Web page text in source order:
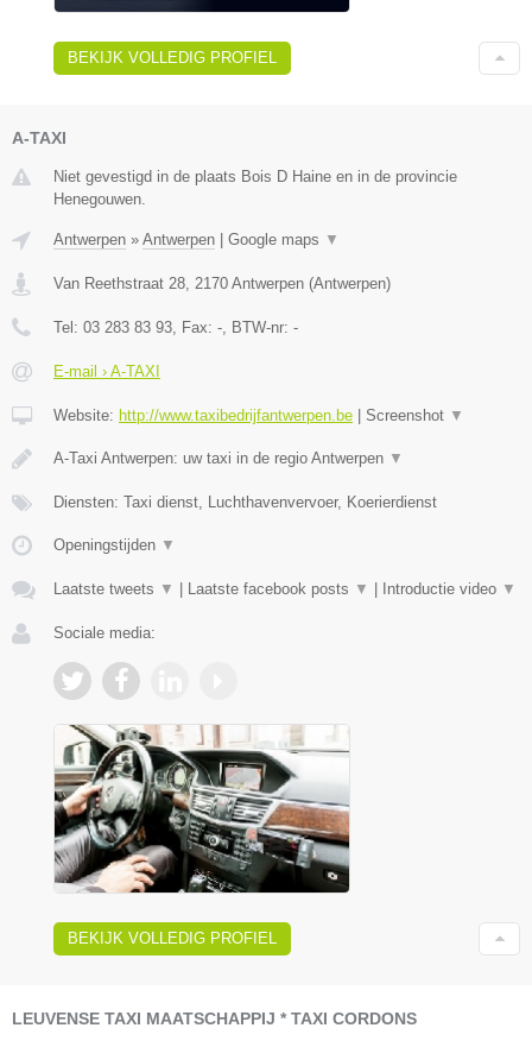
BEKIJK VOLLEDIG PROFIEL
A-TAXI
Niet gevestigd in de plaats Bois D Haine en in de provincie
Henegouwen.
Antwerpen » Antwerpen Google maps ▼
Van Reethstraat 28, 2170 Antwerpen (Antwerpen)
Tel: 03 283 83 93, Fax: -, BTW-nr: -
E-mail › A-TAXI
Website: http://www.taxibedrijfantwerpen.be Screenshot ▼
A-Taxi Antwerpen: uw taxi in de regio Antwerpen ▼
Diensten: Taxi dienst, Luchthavenvervoer, Koerierdienst
Openingstijden ▼
Laatste tweets ▼ Laatste facebook posts ▼ Introductie video ▼
Sociale media:
BEKIJK VOLLEDIG PROFIEL
LEUVENSE TAXI MAATSCHAPPIJ * TAXI CORDONS